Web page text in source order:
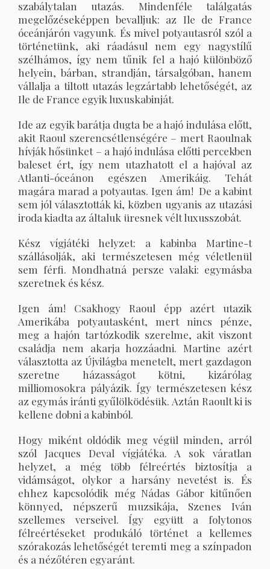
szabálytalan utazás. Mindenféle találgatás
megelőzéseképpen bevalljuk: az Ile de France
óceánjárón vagyunk. És mivel potyautasról szól a
történetünk, aki ráadásul nem egy nagystílű
szélhámos, így nem tűnik fel a hajó különböző
helyein, bárban, strandján, társalgóban, hanem
vállalja a tiltott utazás legzártabb lehetőségét, az
Ile de France egyik luxuskabinját.
Ide az egyik barátja dugta be a hajó indulása előtt,
akit Raoul szerencsétlenségére – mert Raoulnak
hívják hősünket – a hajó indulása előtti percekben
baleset ért, így nem utazhatott el a hajóval az
Atlanti-óceánon egészen Amerikáig. Tehát
magára marad a potyautas. Igen ám! De a kabint
sem jól választották ki, közben ugyanis az utazási
iroda kiadta az általuk üresnek vélt luxusszobát.
Kész vígjátéki helyzet: a kabinba Martine-t
szállásolják, aki természetesen még véletlenül
sem férfi. Mondhatná persze valaki: egymásba
szeretnek és kész.
Igen ám! Csakhogy Raoul épp azért utazik
Amerikába potyautasként, mert nincs pénze,
meg a hajón tartózkodik szerelme, akit viszont
családja nem akarja hozzáadni. Martine azért
választotta az Újvilágba menetelt, mert gazdagon
szeretne házasságot kötni, kizárólag
milliomosokra pályázik. Így természetesen kész
az egymás iránti gyűlölködésük. Aztán Raoult ki is
kellene dobni a kabinból.
Hogy miként oldódik meg végül minden, arról
szól Jacques Deval vígjátéka. A sok váratlan
helyzet, a még több félreértés biztosítja a
vidámságot, olykor a harsány nevetést is. És
ehhez kapcsolódik még Nádas Gábor kitűnően
könnyed, népszerű muzsikája, Szenes Iván
szellemes verseivel. Így együtt a folytonos
félreértéseket produkáló történet a kellemes
szórakozás lehetőségét teremti meg a színpadon
és a nézőtéren egyaránt.